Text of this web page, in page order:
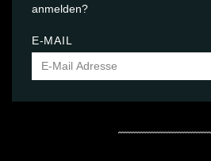
anmelden?
E-MAIL